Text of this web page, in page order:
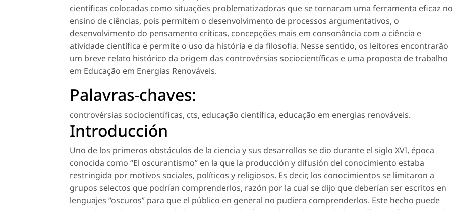
científicas colocadas como situações problematizadoras que se tornaram uma ferramenta eficaz no
ensino de ciências, pois permitem o desenvolvimento de processos argumentativos, o
desenvolvimento do pensamento críticas, concepções mais em consonância com a ciência e
atividade científica e permite o uso da história e da filosofia. Nesse sentido, os leitores encontrarão
um breve relato histórico da origem das controvérsias sociocientíficas e uma proposta de trabalho
em Educação em Energias Renováveis.
Palavras-chaves:
controvérsias sociocientíficas, cts, educação científica, educação em energias renováveis.
Introducción
Uno de los primeros obstáculos de la ciencia y sus desarrollos se dio durante el siglo XVI, época
conocida como “El oscurantismo” en la que la producción y difusión del conocimiento estaba
restringida por motivos sociales, políticos y religiosos. Es decir, los conocimientos se limitaron a
grupos selectos que podrían comprenderlos, razón por la cual se dijo que deberían ser escritos en
lenguajes “oscuros” para que el público en general no pudiera comprenderlos. Este hecho puede